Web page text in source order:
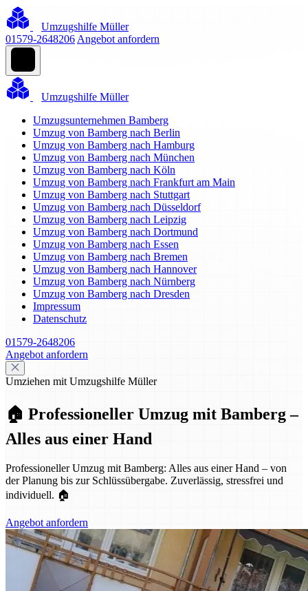
Umzugshilfe Müller
01579-2648206 Angebot anfordern
Umzugshilfe Müller
Umzugsunternehmen Bamberg
Umzug von Bamberg nach Berlin
Umzug von Bamberg nach Hamburg
Umzug von Bamberg nach München
Umzug von Bamberg nach Köln
Umzug von Bamberg nach Frankfurt am Main
Umzug von Bamberg nach Stuttgart
Umzug von Bamberg nach Düsseldorf
Umzug von Bamberg nach Leipzig
Umzug von Bamberg nach Dortmund
Umzug von Bamberg nach Essen
Umzug von Bamberg nach Bremen
Umzug von Bamberg nach Hannover
Umzug von Bamberg nach Nürnberg
Umzug von Bamberg nach Dresden
Impressum
Datenschutz
01579-2648206
Angebot anfordern
Umziehen mit Umzugshilfe Müller
🏠 Professioneller Umzug mit Bamberg –
Alles aus einer Hand
Professioneller Umzug mit Bamberg: Alles aus einer Hand – von
der Planung bis zur Schlüssübergabe. Zuverlässig, stressfrei und
individuell. 🏠
Angebot anfordern